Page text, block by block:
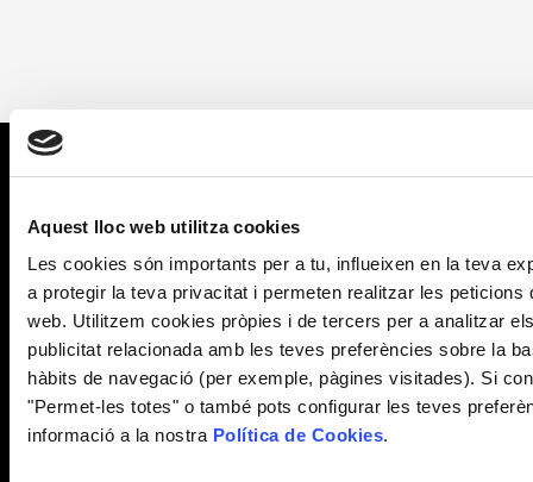
Aquest lloc web utilitza cookies
Les cookies són importants per a tu, influeixen en la teva
a protegir la teva privacitat i permeten realitzar les peticions
web. Utilitzem cookies pròpies i de tercers per a analitzar
publicitat relacionada amb les teves preferències sobre la
hàbits de navegació (per exemple, pàgines visitades). Si
"Permet-les totes" o també pots configurar les teves
informació a la nostra Política de Cookies.
Què fem?
Alícia Salut
Alícia Territori